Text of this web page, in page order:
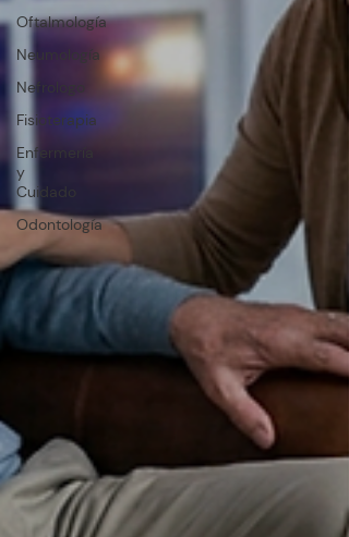
Oftalmología
Neumología
Nefrologo
Fisioterapia
Enfermería
y
Cuidado
Odontología